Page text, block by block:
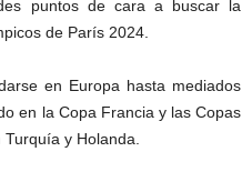
puntos de cara a buscar la
de París 2024.
en Europa hasta mediados
en la Copa Francia y las Copas
y Holanda.